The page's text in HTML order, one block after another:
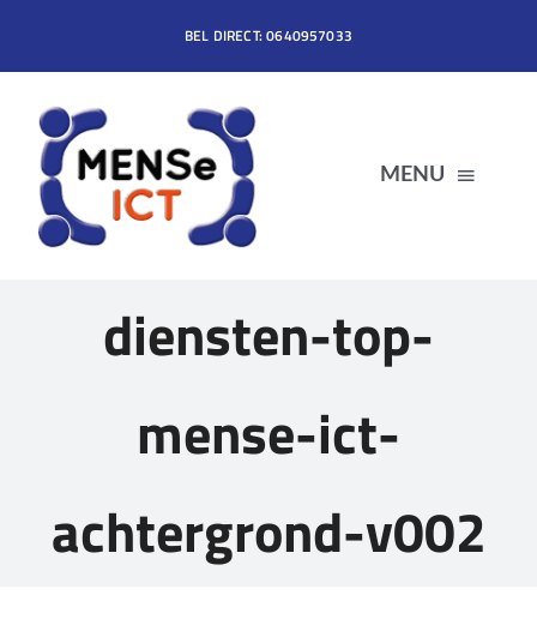
BEL DIRECT: 0640957033
MENU
DIENSTEN
PRODUCTEN
OVER MENSe ICT
diensten-top-
mense-ict-
achtergrond-v002